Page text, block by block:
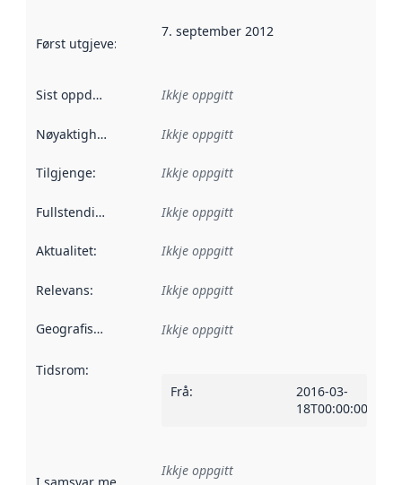
Først utgjeve: Denne datoen seier når dataa i dette
7. september 2012
Sist oppdatert Ikkje oppgitt
Nøyaktigheit Ikkje oppgitt
Tilgjenge: Ikkje oppgitt
Fullstendigheit Ikkje oppgitt
Aktualitet: Ikkje oppgitt
Relevans: Ikkje oppgitt
Geografisk område Ikkje oppgitt
Tidsrom:
Frå:
2016-03-
18T00:00:00Z
Ikkje oppgitt